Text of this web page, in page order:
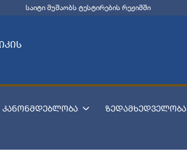
საიტი მუშაობს ტესტირების რეჟიმში
კანონმდებლობა ზედამხედველობა